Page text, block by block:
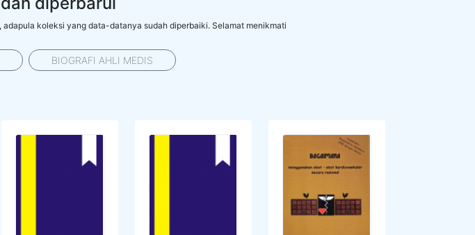
koleksi yang data-datanya sudah diperbaiki. Selamat menikmati
BIOGRAFI AHLI MEDIS